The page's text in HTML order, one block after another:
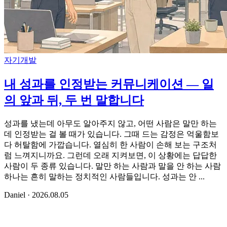
자기개발
내 성과를 인정받는 커뮤니케이션 — 일
의 앞과 뒤, 두 번 말합니다
성과를 냈는데 아무도 알아주지 않고, 어떤 사람은 말만 하는
데 인정받는 걸 볼 때가 있습니다. 그때 드는 감정은 억울함보
다 허탈함에 가깝습니다. 열심히 한 사람이 손해 보는 구조처
럼 느껴지니까요. 그런데 오래 지켜보면, 이 상황에는 답답한
사람이 두 종류 있습니다. 말만 하는 사람과 말을 안 하는 사람
하나는 흔히 말하는 정치적인 사람들입니다. 성과는 안 ...
Daniel · 2026.08.05